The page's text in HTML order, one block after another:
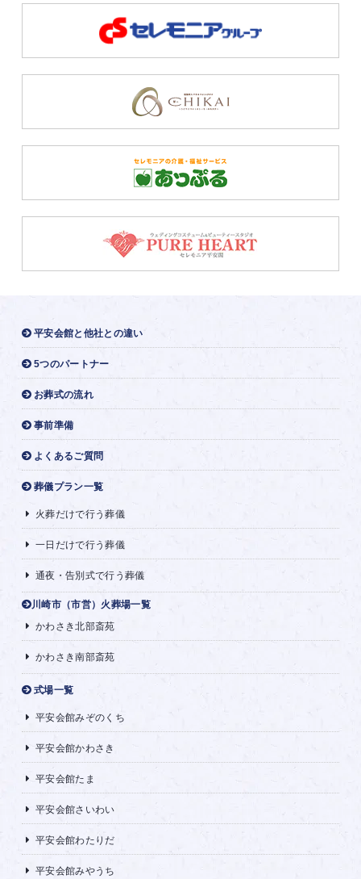
平安会館と他社との違い
5つのパートナー
お葬式の流れ
事前準備
よくあるご質問
葬儀プラン一覧
火葬だけで行う葬儀
一日だけで行う葬儀
通夜・告別式で行う葬儀
川崎市（市営）火葬場一覧
かわさき北部斎苑
かわさき南部斎苑
式場一覧
平安会館みぞのくち
平安会館かわさき
平安会館たま
平安会館さいわい
平安会館わたりだ
平安会館みやうち